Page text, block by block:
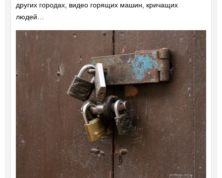
других городах, видео горящих машин, кричащих
людей…